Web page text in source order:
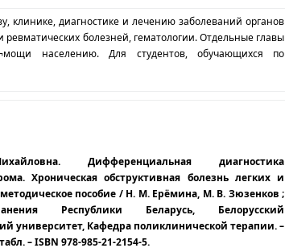
клинике, диагностике и лечению заболеваний органов
болезней, гематологии. Отдельные главы
населению. Для студентов, обучающихся по
Дифференциальная диагностика
Хроническая обструктивная болезнь легких и
пособие / Н. М. Ерёмина, М. В. Зюзенков ;
Республики Беларусь, Белорусский
университет, Кафедра поликлинической терапии. –
– ISBN 978-985-21-2154-5.